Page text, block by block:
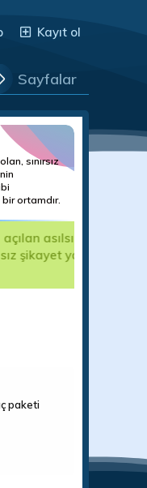
Kayıt ol
Sayfalar
sınırsız
bir ortamdır.
teslim
paketi